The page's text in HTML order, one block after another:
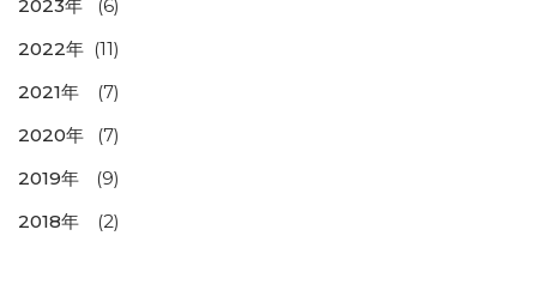
2023年
(6)
2022年 (11)
2021年
(7)
2020年
(7)
2019年
(9)
2018年
(2)